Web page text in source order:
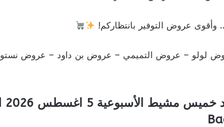
وأقوى عروض التوفير بانتظاركم!
لولو – عروض التميمي – عروض بن داود – عروض نستو